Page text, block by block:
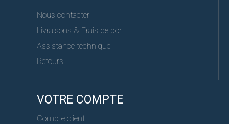
Nous contacter
Livraisons & Frais de port
Assistance technique
Retours
VOTRE COMPTE
Compte client